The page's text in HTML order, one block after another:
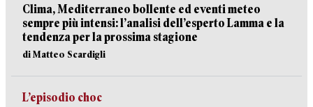
Clima, Mediterraneo bollente ed eventi meteo
sempre più intensi: l’analisi dell’esperto Lamma e la
tendenza per la prossima stagione
di Matteo Scardigli
L’episodio choc